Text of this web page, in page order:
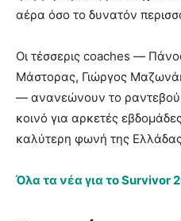
αέρα όσο το δυνατόν
Οι τέσσερις coaches —
Μάστορας, Γιώργος
— ανανεώνουν το ραντεβού
κοινό για αρκετές
καλύτερη φωνή της
Όλα τα νέα για το Survivor